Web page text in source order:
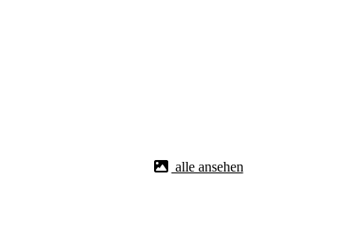
alle ansehen